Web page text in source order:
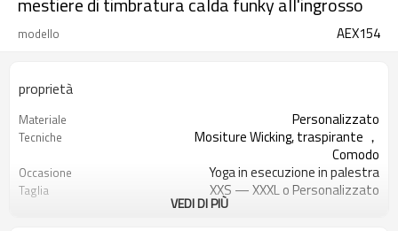
modello AEX154
proprietà
Materiale Personalizzato
Tecniche
Mositure Wicking, traspirante ，
Comodo
Occasione Yoga in esecuzione in palestra
Taglia XXS — XXXL o Personalizzato
Stampa / Ricamo / Trasferimento
VEDI DI PIÙ